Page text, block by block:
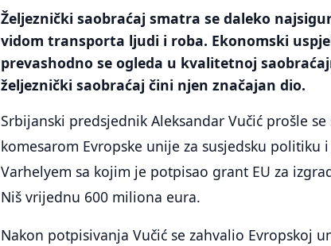
Željeznički saobraćaj smatra se daleko
vidom transporta ljudi i roba. Ekonomski
prevashodno se ogleda u kvalitetnoj
željeznički saobraćaj čini njen značajan dio.
Srbijanski predsjednik Aleksandar Vučić prošle se
komesarom Evropske unije za susjedsku politiku
Varhelyem sa kojim je potpisao grant EU za
Niš vrijednu 600 miliona eura.
Nakon potpisivanja Vučić se zahvalio Evropskoj